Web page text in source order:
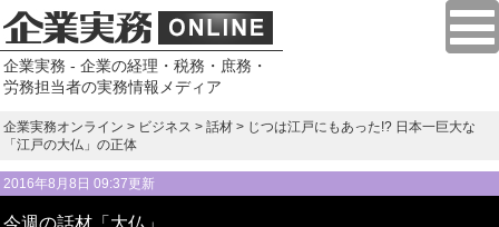
企業実務 - 企業の経理・税務・庶務・
労務担当者の実務情報メディア
企業実務オンライン > ビジネス > 話材 > じつは江戸にもあった!? 日本一巨大な
「江戸の大仏」の正体
2016年8月8日 09:37更新
今週の話材「大仏」